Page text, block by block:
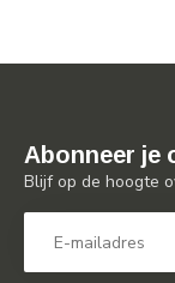
Abonneer je
Blijf op de hoogte